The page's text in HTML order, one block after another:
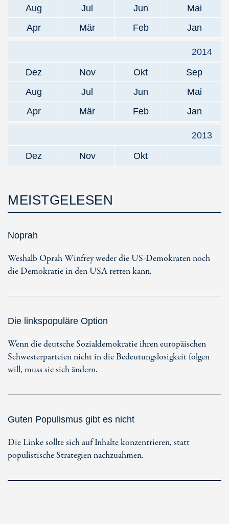
Aug
Jul Jun
Mai
Apr
Mär Feb Jan
2014
Dez
Nov Okt
Sep
Aug
Jul Jun
Mai
Apr
Mär Feb Jan
2013
Dez
Nov Okt
MEISTGELESEN
Noprah
Weshalb Oprah Winfrey weder die US-Demokraten noch
die Demokratie in den USA retten kann.
Die linkspopuläre Option
Wenn die deutsche Sozialdemokratie ihren europäischen
Schwesterparteien nicht in die Bedeutungslosigkeit folgen
will, muss sie sich ändern.
Guten Populismus gibt es nicht
Die Linke sollte sich auf Inhalte konzentrieren, statt
populistische Strategien nachzuahmen.